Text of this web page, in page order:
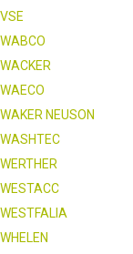
VSE
WABCO
WACKER
WAECO
WAKER NEUSON
WASHTEC
WERTHER
WESTACC
WESTFALIA
WHELEN